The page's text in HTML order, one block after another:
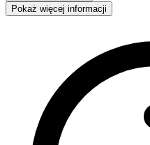
Pokaż więcej informacji